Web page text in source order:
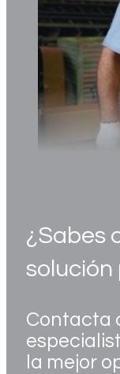
¿Sabes
solución
Contacta
la mejor